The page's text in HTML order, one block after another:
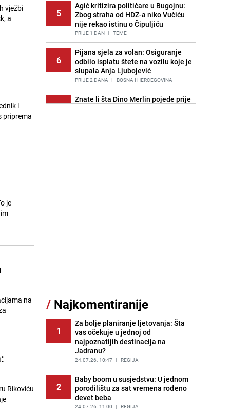
vježbi
a
i
priprema
je
na
Rikoviću
5
Agić kritizira političare u Bugojnu:
Zbog straha od HDZ-a niko Vučiću
nije rekao istinu o Čipuljiću
PRIJE 1 DAN | TEME
6
Pijana sjela za volan: Osiguranje
odbilo isplatu štete na vozilu koje je
slupala Anja Ljubojević
PRIJE 2 DANA | BOSNA I HERCEGOVINA
7
Znate li šta Dino Merlin pojede prije
jednostavan desert bez imalo muke
12
Tajna savršenog makedonskog
ajvara: Stari recept za kremast i
bogat okus
PRIJE 2 DANA | RECEPTI
13
Imala ga je skoro svaka kuća u
Jugoslaviji: Danas ovaj luster
vrijedi i nekoliko hiljada eura
PRIJE OKO 4H | ZANIMLJIVOSTI
/ Najkomentiranije
1
Za bolje planiranje ljetovanja: Šta
vas očekuje u jednoj od
najpoznatijih destinacija na
Jadranu?
24.07.26. 10:47 | REGIJA
2
Baby boom u susjedstvu: U jednom
porodilištu za sat vremena rođeno
devet beba
24.07.26. 11:00 | REGIJA